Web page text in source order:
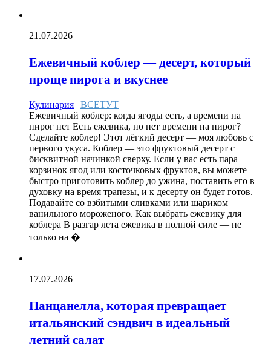
21.07.2026
Ежевичный коблер — десерт, который
проще пирога и вкуснее
Кулинария | ВСЕТУТ
Ежевичный коблер: когда ягоды есть, а времени на
пирог нет Есть ежевика, но нет времени на пирог?
Сделайте коблер! Этот лёгкий десерт — моя любовь с
первого укуса. Коблер — это фруктовый десерт с
бисквитной начинкой сверху. Если у вас есть пара
корзинок ягод или косточковых фруктов, вы можете
быстро приготовить коблер до ужина, поставить его в
духовку на время трапезы, и к десерту он будет готов.
Подавайте со взбитыми сливками или шариком
ванильного мороженого. Как выбрать ежевику для
коблера В разгар лета ежевика в полной силе — не
только на �
17.07.2026
Панцанелла, которая превращает
итальянский сэндвич в идеальный
летний салат